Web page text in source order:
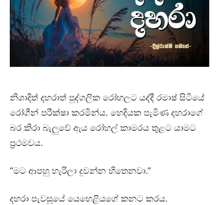
නිශාදිත් දහරාත් පුද්ගලික රෝහලට යද්දී රමාෂ් සිටියේ
රෝගීන් පරීක්ෂා කරමින්ය. හෙදියක පැමිණ දහරාගේ
බර කිරා බැලුවේ ඇය රෝහල් කාමරය තුළට යාමට
ප්‍රථමවය.
“මට ආපහු හැරිලා දුවන්න හිතෙනවා.”
දහරා පැවසූයේ යෙහෙළියගේ කනට කරය.